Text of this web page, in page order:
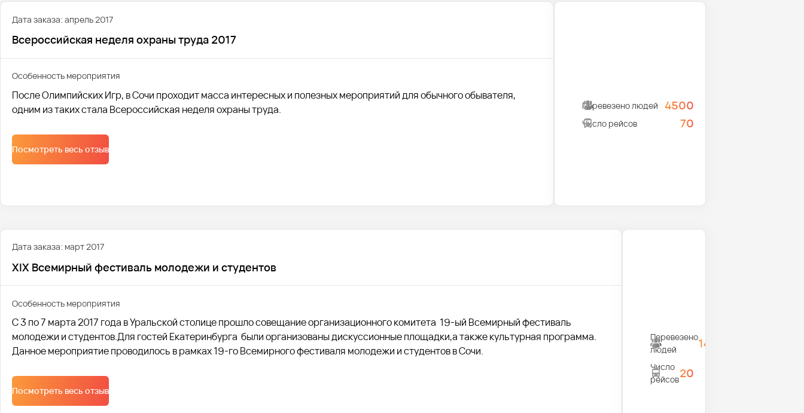
Дата заказа: апрель 2017
Всероссийская неделя охраны труда 2017
Особенность мероприятия
После Олимпийских Игр, в Сочи проходит масса интересных и полезных мероприятий для обычного обывателя,
одним из таких стала Всероссийская неделя охраны труда.
Посмотреть весь отзыв
Перевезено людей 4500
Число рейсов 70
Дата заказа: март 2017
XIX Всемирный фестиваль молодежи и студентов
Особенность мероприятия
С 3 по 7 марта 2017 года в Уральской столице прошло совещание организационного комитета 19-ый Всемирный фестиваль
молодежи и студентов.Для гостей Екатеринбурга были организованы дискуссионные площадки,а также культурная программа.
Данное мероприятие проводилось в рамках 19-го Всемирного фестиваля молодежи и студентов в Сочи.
Посмотреть весь отзыв
Перевезено
людей
1450
Число
рейсов20